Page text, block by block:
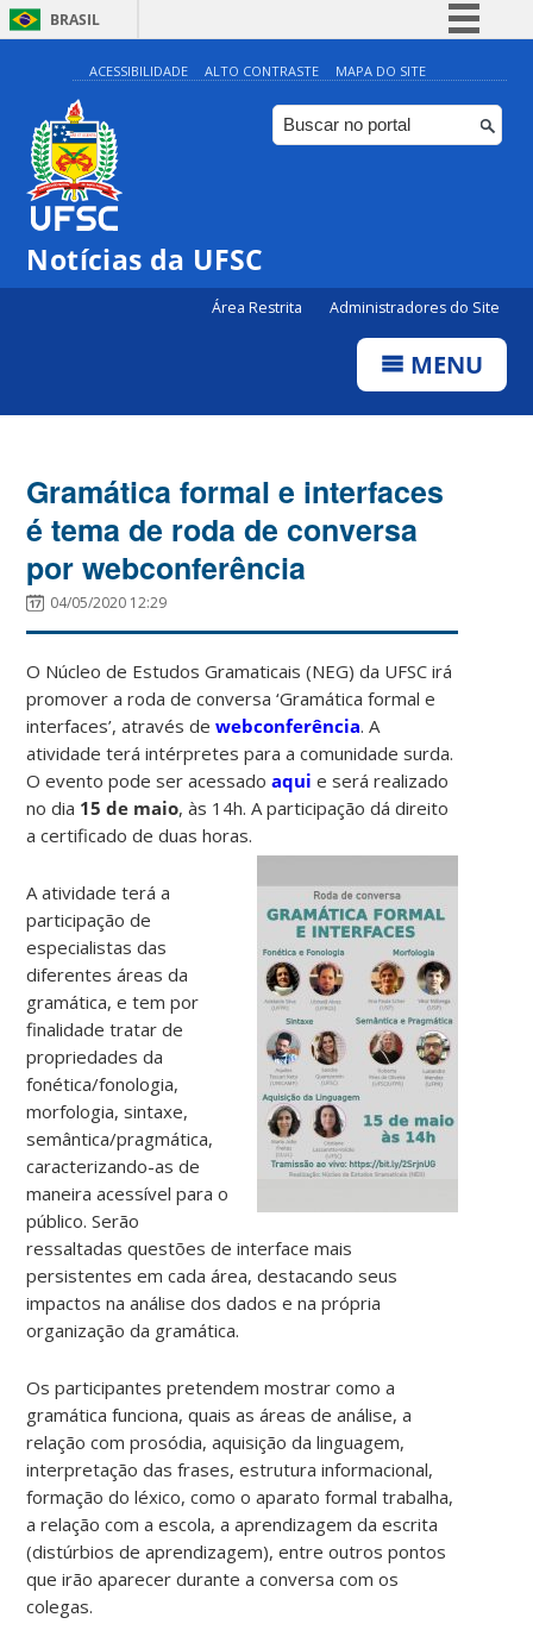
BRASIL
Simplifique!
Comunica BR
Participe
ACESSIBILIDADE ALTO CONTRASTE MAPA DO SITE
Notícias da UFSC
Área Restrita Administradores do Site
MENU
Gramática formal e interfaces
é tema de roda de conversa
por webconferência
04/05/2020 12:29
O Núcleo de Estudos Gramaticais (NEG) da UFSC irá
promover a roda de conversa ‘Gramática formal e
interfaces’, através dewebconferência. A
atividade terá intérpretes para a comunidade surda.
O evento pode ser acessadoaqui e será realizado
no dia 15 de maio, às 14h. A participação dá direito
a certificado de duas horas.
A atividade terá a
participação de
especialistas das
diferentes áreas da
gramática, e tem por
finalidade tratar de
propriedades da
fonética/fonologia,
morfologia, sintaxe,
semântica/pragmática,
caracterizando-as de
maneira acessível para o
público. Serão
ressaltadas questões de interface mais
persistentes em cada área, destacando seus
impactos na análise dos dados e na própria
organização da gramática.
Os participantes pretendem mostrar como a
gramática funciona, quais as áreas de análise, a
relação com prosódia, aquisição da linguagem,
interpretação das frases, estrutura informacional,
formação do léxico, como o aparato formal trabalha,
a relação com a escola, a aprendizagem da escrita
(distúrbios de aprendizagem), entre outros pontos
que irão aparecer durante a conversa com os
colegas.